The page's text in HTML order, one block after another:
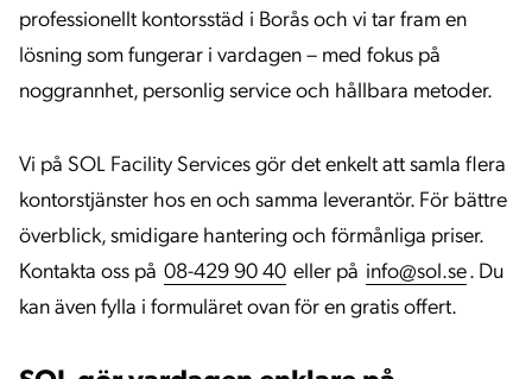
professionellt kontorsstäd i Borås och vi tar fram en
lösning som fungerar i vardagen – med fokus på
noggrannhet, personlig service och hållbara metoder.
Vi på SOL Facility Services gör det enkelt att samla flera
kontorstjänster hos en och samma leverantör. För bättre
överblick, smidigare hantering och förmånliga priser.
Kontakta oss på 08-429 90 40 eller på info@sol.se. Du
kan även fylla i formuläret ovan för en gratis offert.